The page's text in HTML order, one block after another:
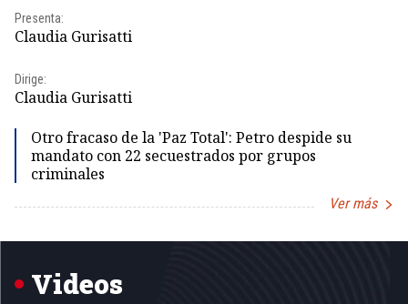
Presenta:
Claudia Gurisatti
Dirige:
Claudia Gurisatti
Otro fracaso de la 'Paz Total': Petro despide su
mandato con 22 secuestrados por grupos
criminales
Ver más
1
Videos